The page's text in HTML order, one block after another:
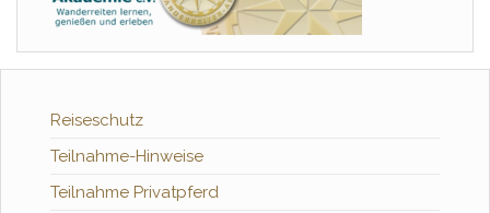
Reiseschutz
Teilnahme-Hinweise
Teilnahme Privatpferd